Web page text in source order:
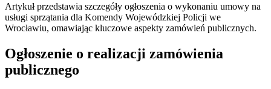
Artykuł przedstawia szczegóły ogłoszenia o wykonaniu umowy na
usługi sprzątania dla Komendy Wojewódzkiej Policji we
Wrocławiu, omawiając kluczowe aspekty zamówień publicznych.
Ogłoszenie o realizacji zamówienia
publicznego